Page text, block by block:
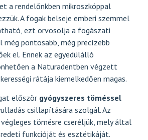
a rendelőnkben mikroszkóppal
. A fogak belseje emberi szemmel
ezt orvosolja a fogászati
még pontosabb, még precízebb
el. Ennek az egyedülálló
a Naturadentben végzett
rátája kiemelkedően magas.
először gyógyszeres töméssel
csillapítására szolgál. Az
tömésre cseréljük, mely által
funkcióját és esztétikáját.